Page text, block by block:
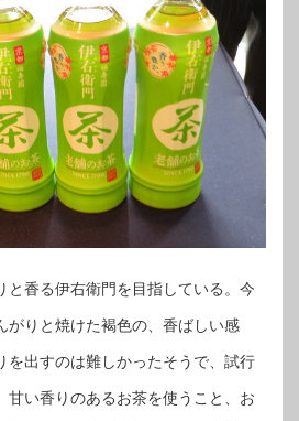
と香る伊右衛門を目指している。今
がりと焼けた褐色の、香ばしい感
を出すのは難しかったそうで、試行
甘い香りのあるお茶を使うこと、お